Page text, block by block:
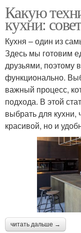
Какую
кухни:
Кухня – один из
Здесь мы готовим
друзьями, поэтому
функционально.
важный процесс,
подхода. В этой
выбрать для
красивой, но и
читать дальше →